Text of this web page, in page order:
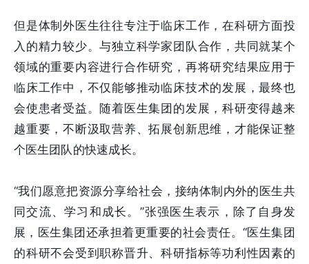
但是体制外医生往往专注于临床工作，在科研方面投
入的精力较少。与独立科学家团队合作，共同就某个
领域的重要内容进行合作研究，再将研究结果应用于
临床工作中，不仅能够推动临床技术的发展，最终也
会使患者受益。随着医生集团的发展，科研变得越来
越重要，不断汲取营养、拓展创新思维，才能保证整
个医生团队的快速成长。
“我们愿意把资源分享给社会，接纳体制内外的医生共
同交流、学习和成长。”张强医生表示，除了自身发
展，医生集团还承担着更重要的社会责任。“医生集团
的科研不会受到职称晋升、科研指标等功利性因素的